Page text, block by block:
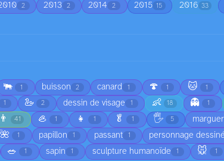
2 2013 2 2014 2 2015 15 2016 33
🐃 1 buisson 2 canard 1 🍄 1 🐱 1
1 🦢 2 dessin de visage 1 👶 18 👻 1
👨 41 🦪 1 👧 1 🥬 1 🖐️ 5
🌺 1 papillon 1 passant 1 personnage
🥗 1 sapin 1 sculpture humanoïde 1 🐭 1